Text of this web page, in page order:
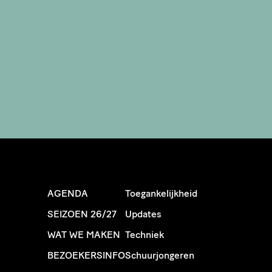
AGENDA
SEIZOEN 26/27
WAT WE MAKEN
BEZOEKERSINFO
Toegankelijkheid
Updates
Techniek
Schuurjongeren